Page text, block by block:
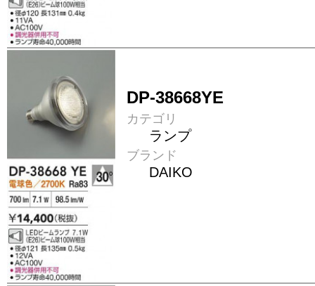
DP-38668YE
カテゴリ
ランプ
ブランド
DAIKO